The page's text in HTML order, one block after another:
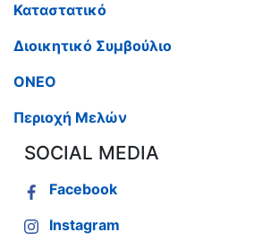
Καταστατικό
Διοικητικό Συμβούλιο
ΟΝΕΟ
Περιοχή Μελών
SOCIAL MEDIA
Facebook
Instagram